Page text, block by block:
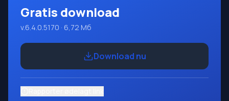
Gratis download
v.6.4.0.5170 · 6,72 Мб
Download nu